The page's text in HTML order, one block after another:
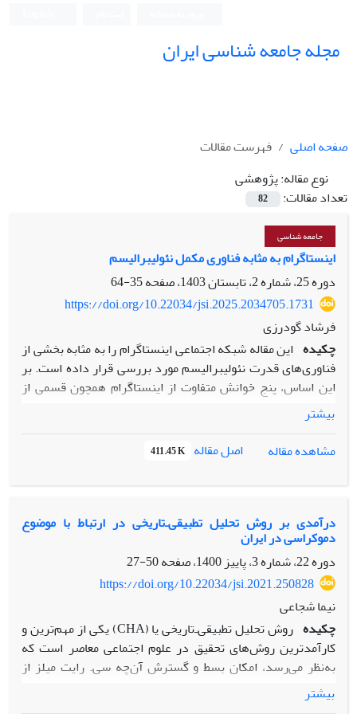
مجله جامعه شناسی ایران
صفحه اصلی
فهرست مقالات
نوع مقاله:پژوهشی
تعداد مقالات:
82
جامعه شناسی
اینستاگرام به مثابه فناوری مکمل نئولیبرالیسم
دوره 25، شماره 2، تابستان 1403، صفحه
35-64
https://doi.org/10.22034/jsi.2025.2034705.1731
فرشاد گودرزی
چکیده این مقاله شبکه اجتماعی اینستاگرام را به مثابه بخشی از
فناوری‌های قدرت نئولیبرالیسم مورد بررسی قرار داده است. بر
این اساس، پنج خوانش متفاوت از اینستاگرام همچون قسمی از
تشکیلات نئولیبرالی ارائه شده است. روش این مقاله، از نوع
اسنادی و مطالعه متون علمی مرتبط با موضوع پژوهش است.
یافته‌های این مقاله با تکیه بر آراء نظریه‌پردازی چون نیک
سرنیچک، یانیس واروفاکیس، بیونگ چول هان، زیگمونت باومن،
ژان بودریار و. .. حکایت از پنج خوانش «اینستاگرام به مثابه فضای
«اینستاگرام؛ بحران آزادی و شفافیت‌گرایی»، «اینستاگرام؛
سلبریتیزه شدن و خودبرندسازی» و «اینستاگرام نمودی از
وضعیت پست‌مدرن و سیال‌شدگی زندگی» دارد. همچنین نتایج
این مقاله نشان می‌دهد که اینستاگرام به مثابه فضایی
ایدئولوژیک در پی ترویج ارزش‌های نئولیبرال بوده و جایگاهی
ساختاری در عرصه فرهنگی و اقتصادی در تشکیلات نئولیبرالی
دارد.
بیشتر
مشاهده مقاله
اصل مقاله 411.45 K
درآمدی بر روش تحلیل تطبیقی‌ـ‌تاریخی در ارتباط با موضوع
دموکراسی در ایران
دوره 22، شماره 3، پاییز 1400، صفحه
50-27
https://doi.org/10.22034/jsi.2021.250828
نیما شجاعی
چکیده
روش تحلیل تطبیقی‌ـ‌تاریخی یا (CHA) یکی از مهم‌ترین و
کارآمدترین روش‌های تحقیق در علوم اجتماعی معاصر است که
به‌نظر می‌رسد، امکان بسط و گسترش آن‌چه سی. رایت میلز از
«تخیل جامعه‌شناختی» مراد می‌نمود را مهیا می‌کند. تدا اسکاچپول
نیز با الهام از روش‌شناسی سی. رایت میلز در تحلیل مسائل
بیشتر